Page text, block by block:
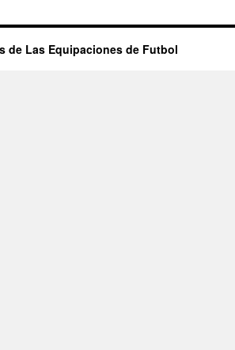
de Las Equipaciones de Futbol